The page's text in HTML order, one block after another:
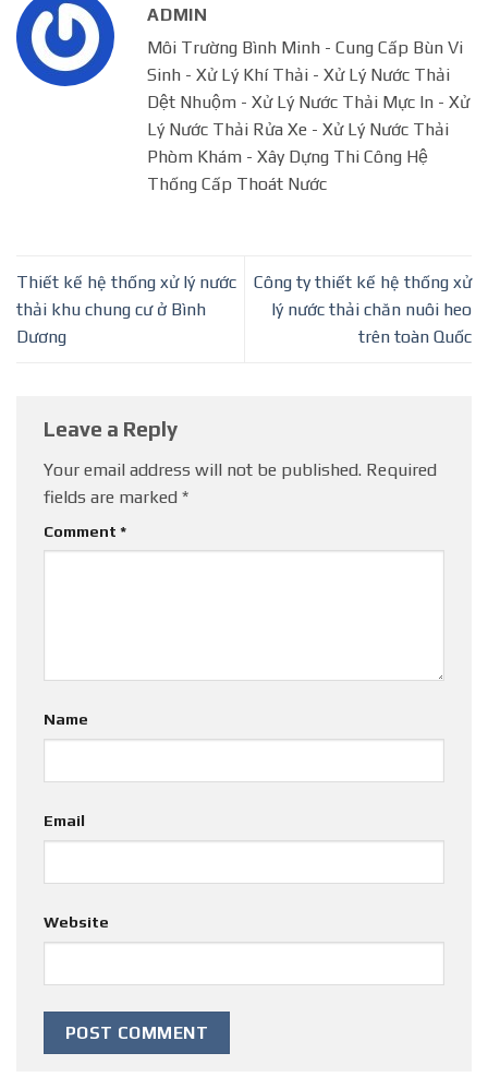
ADMIN
Môi Trường Bình Minh - Cung Cấp Bùn Vi
Sinh - Xử Lý Khí Thải - Xử Lý Nước Thải
Dệt Nhuộm - Xử Lý Nước Thải Mực In - Xử
Lý Nước Thải Rửa Xe - Xử Lý Nước Thải
Phòm Khám - Xây Dựng Thi Công Hệ
Thống Cấp Thoát Nước
Thiết kế hệ thống xử lý nước
thải khu chung cư ở Bình
Dương
Công ty thiết kế hệ thống xử
lý nước thải chăn nuôi heo
trên toàn Quốc
Leave a Reply
Your email address will not be published. Required
fields are marked *
Comment *
Name
Email
Website